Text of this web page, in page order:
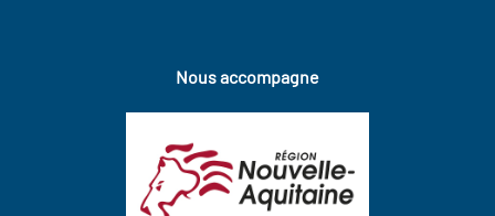
Nous accompagne